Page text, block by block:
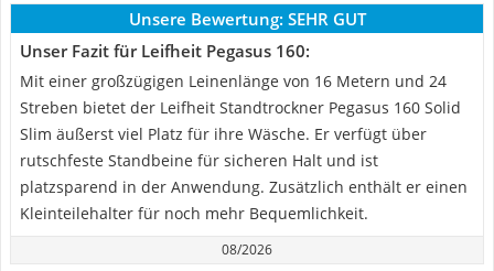
Unsere Bewertung: SEHR GUT
Unser Fazit für Leifheit Pegasus 160:
Mit einer großzügigen Leinenlänge von 16 Metern und 24
Streben bietet der Leifheit Standtrockner Pegasus 160 Solid
Slim äußerst viel Platz für ihre Wäsche. Er verfügt über
rutschfeste Standbeine für sicheren Halt und ist
platzsparend in der Anwendung. Zusätzlich enthält er einen
Kleinteilehalter für noch mehr Bequemlichkeit.
08/2026